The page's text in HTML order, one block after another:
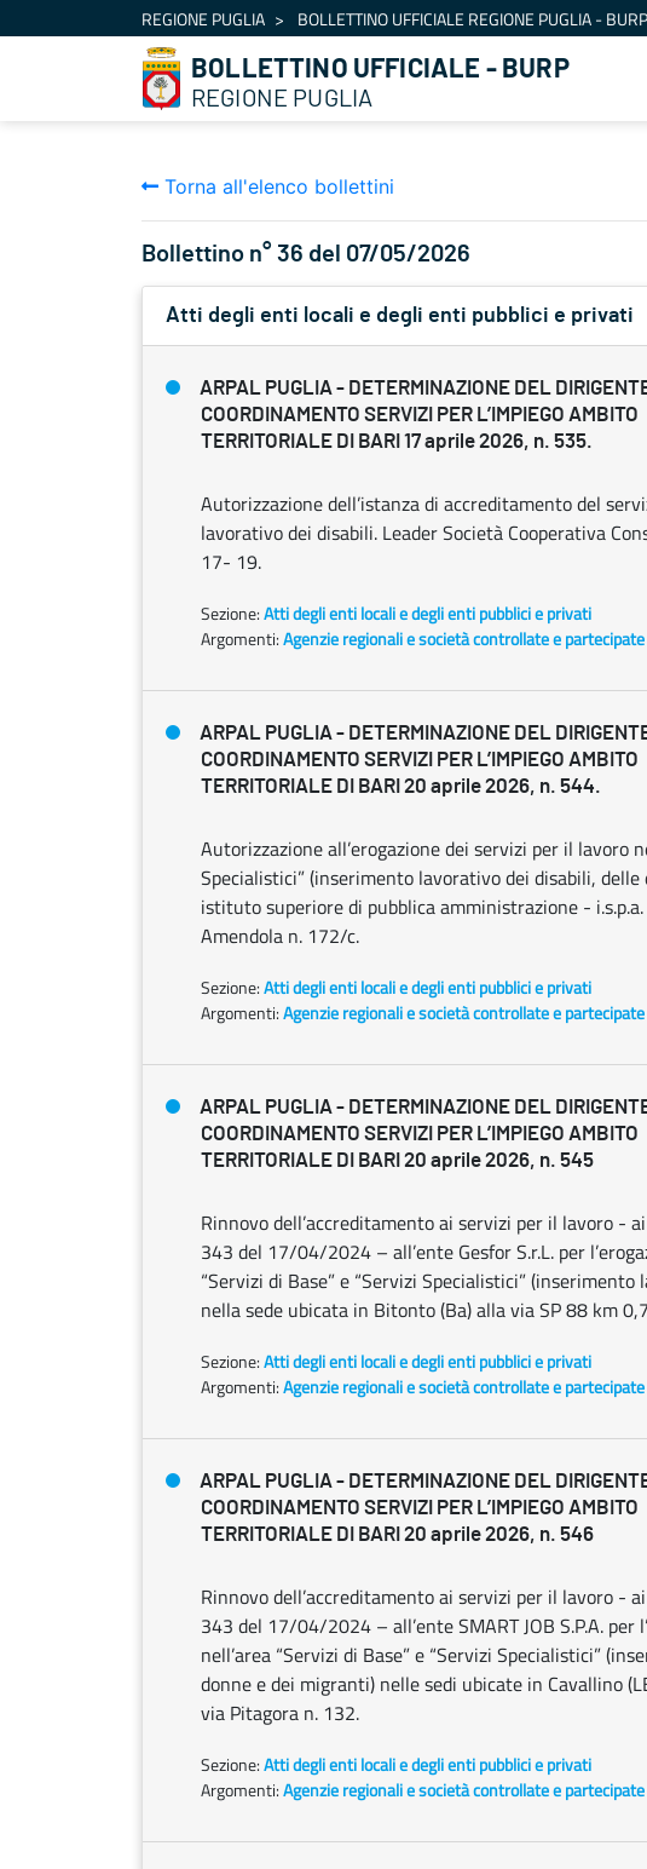
Salta al contenutoREGIONE PUGLIA BOLLETTINO UFFICIALE REGIONE PUGLIA - BURP
BOLLETTINO UFFICIALE - BURP
REGIONE PUGLIA
Torna all'elenco bollettini
Bollettino n° 36 del 07/05/2026
Atti degli enti locali e degli enti pubblici e privati
ARPAL PUGLIA - DETERMINAZIONE DEL
COORDINAMENTO SERVIZI PER L’IMPIEGO AMBITO
TERRITORIALE DI BARI 17 aprile 2026, n. 535.
Autorizzazione dell’istanza di accreditamento del
lavorativo dei disabili. Leader Società Cooperativa
17- 19.
Sezione:Atti degli enti locali e degli enti pubblici e privati
Argomenti:Agenzie regionali e società controllate e partecipate
ARPAL PUGLIA - DETERMINAZIONE DEL
COORDINAMENTO SERVIZI PER L’IMPIEGO AMBITO
TERRITORIALE DI BARI 20 aprile 2026, n. 544.
Autorizzazione all’erogazione dei servizi per il lavoro
Specialistici” (inserimento lavorativo dei disabili, delle
istituto superiore di pubblica amministrazione -
Amendola n. 172/c.
Sezione:Atti degli enti locali e degli enti pubblici e privati
Argomenti:Agenzie regionali e società controllate e partecipate
ARPAL PUGLIA - DETERMINAZIONE DEL
COORDINAMENTO SERVIZI PER L’IMPIEGO AMBITO
TERRITORIALE DI BARI 20 aprile 2026, n. 545
Rinnovo dell’accreditamento ai servizi per il lavoro -
343 del 17/04/2024 – all’ente Gesfor S.r.L. per
“Servizi di Base” e “Servizi Specialistici”
nella sede ubicata in Bitonto (Ba) alla via SP 88 km
Sezione:Atti degli enti locali e degli enti pubblici e privati
Argomenti:Agenzie regionali e società controllate e partecipate
ARPAL PUGLIA - DETERMINAZIONE DEL
COORDINAMENTO SERVIZI PER L’IMPIEGO AMBITO
TERRITORIALE DI BARI 20 aprile 2026, n. 546
Rinnovo dell’accreditamento ai servizi per il lavoro -
343 del 17/04/2024 – all’ente SMART JOB S.P.A. per
nell’area “Servizi di Base” e “Servizi Specialistici”
donne e dei migranti) nelle sedi ubicate in Cavallino
via Pitagora n. 132.
Sezione:Atti degli enti locali e degli enti pubblici e privati
Argomenti:Agenzie regionali e società controllate e partecipate